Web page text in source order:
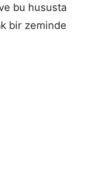
bu hususta
bir zeminde